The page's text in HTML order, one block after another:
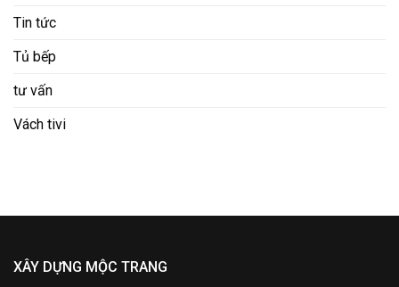
Tin tức
Tủ bếp
tư vấn
Vách tivi
XÂY DỰNG MỘC TRANG